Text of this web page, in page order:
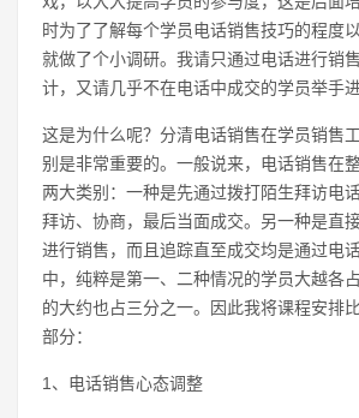
时为了了解每个学员电话销售技巧的程度
就做了个小调研。我请只通过电话进行销
计，又请几乎不在电话中成交的学员举手进
这是为什么呢？分清电话销售在学员销售
别是非常重要的。一般说来，电话销售在
两大类别：一种是先通过拨打陌生拜访电
拜访、协商，最后当面成交。另一种是直
进行销售，而且追踪直至成交均是通过电
中，纯粹是第一、二种情况的学员大越各
的大约也占三分之一。因此我将课程安排
部分：
1、电话销售心态调整